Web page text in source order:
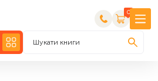
0
Шукати книги